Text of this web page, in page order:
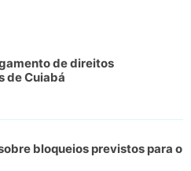
de direitos
de Cuiabá
bloqueios previstos para o